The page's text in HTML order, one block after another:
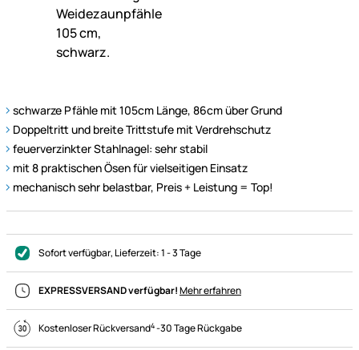
schwarze Pfähle mit 105cm Länge, 86cm über Grund
Doppeltritt und breite Trittstufe mit Verdrehschutz
feuerverzinkter Stahlnagel: sehr stabil
mit 8 praktischen Ösen für vielseitigen Einsatz
mechanisch sehr belastbar, Preis + Leistung = Top!
Sofort verfügbar, Lieferzeit:1 - 3 Tage
EXPRESSVERSAND verfügbar!Mehr erfahren
Kostenloser Rückversand4-30 Tage Rückgabe